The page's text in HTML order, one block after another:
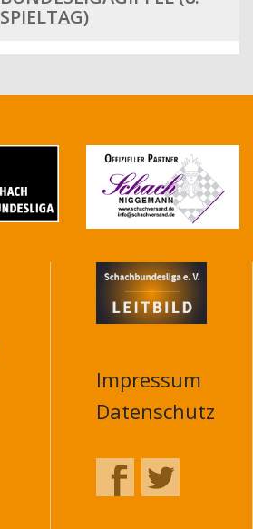
SPIELTAG)
Impressum
Datenschutz